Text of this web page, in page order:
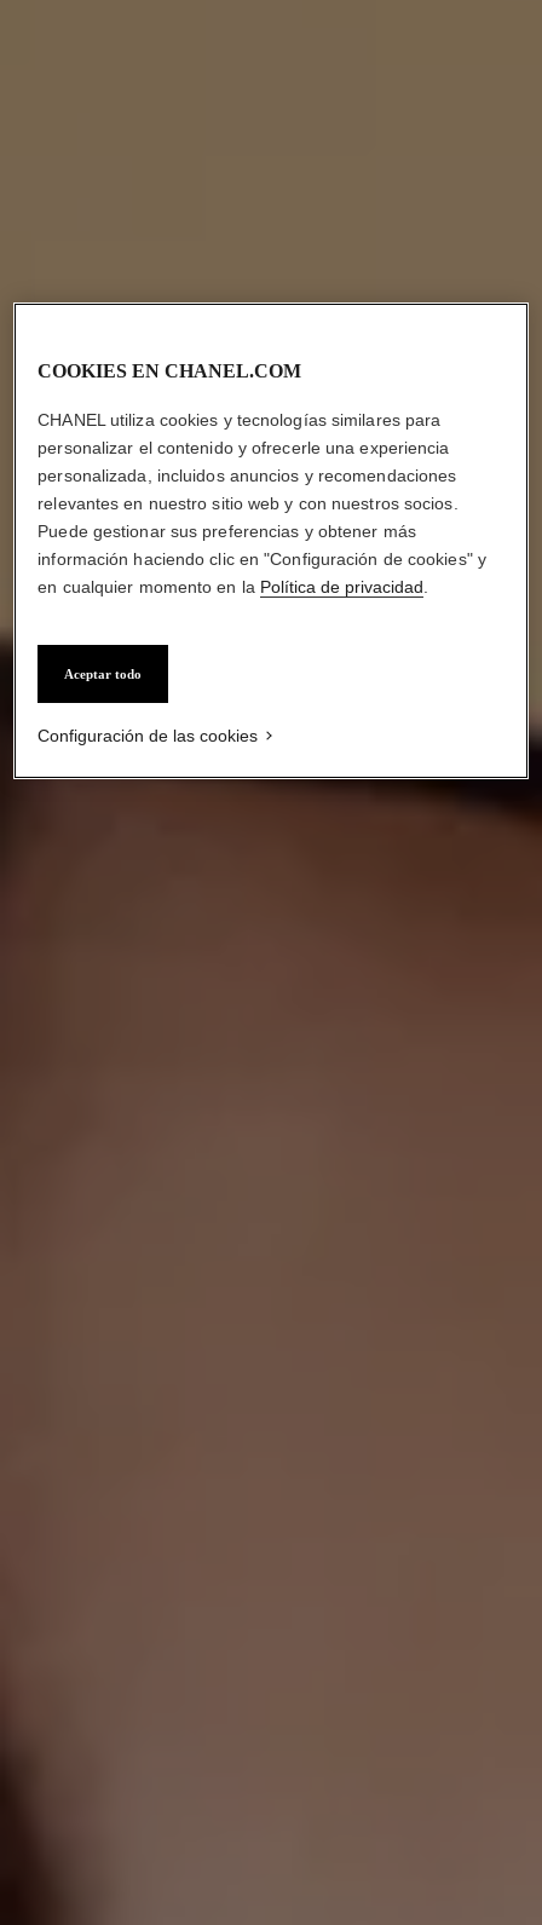
CÓMO CONSEGUIR
UN BRILLO BRONCEADO
COOKIES EN CHANEL.COM
CHANEL utiliza cookies y tecnologías similares para
personalizar el contenido y ofrecerle una experiencia
personalizada, incluidos anuncios y recomendaciones
relevantes en nuestro sitio web y con nuestros socios.
Puede gestionar sus preferencias y obtener más
información haciendo clic en "Configuración de cookies" y
en cualquier momento en la Política de privacidad
Aceptar todo
Configuración de las cookies